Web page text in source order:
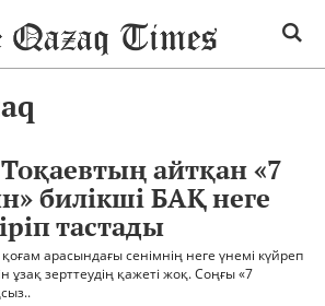
айтқан «7
билікші БАҚ неге
тастады
арасындағы сенімнің неге үнемі күйреп
ұзақ зерттеудің қажеті жоқ. Соңғы «7